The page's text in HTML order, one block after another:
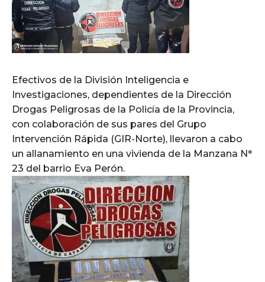
Efectivos de la División Inteligencia e
Investigaciones, dependientes de la Dirección
Drogas Peligrosas de la Policía de la Provincia,
con colaboración de sus pares del Grupo
Intervención Rápida (GIR-Norte), llevaron a cabo
un allanamiento en una vivienda de la Manzana N°
23 del barrio Eva Perón.